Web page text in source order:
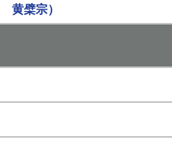
黄檗宗）